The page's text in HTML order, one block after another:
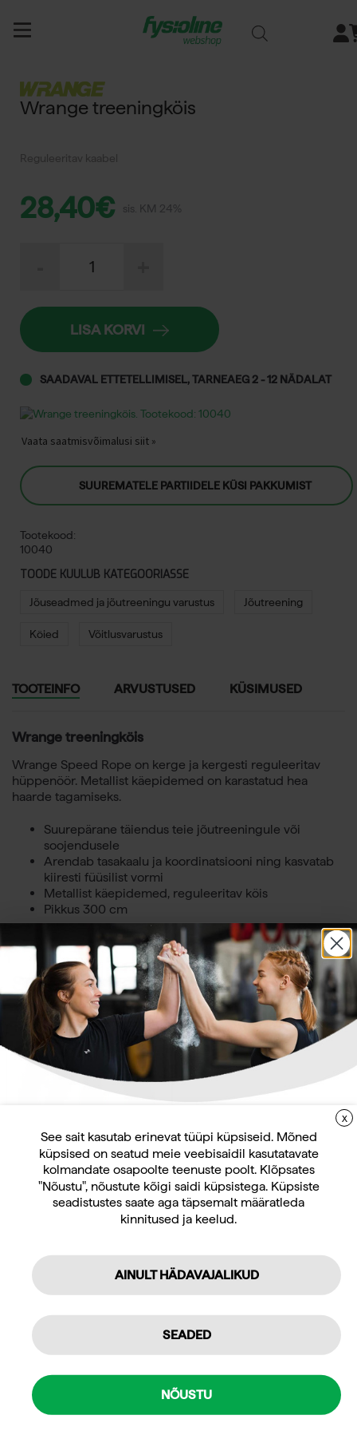
sisältöön
Wrange treeningköis
Reguleeritav kaabel
28,40€ sis. KM 24%
SAADAVAL ETTETELLIMISEL, TARNEAEG 2 - 12 NÄDALAT
LISA KORVI
Vaata saatmisvõimalusi siit »
SUUREMATELE PARTIIDELE KÜSI PAKKUMIST
Tootekood:
10040
TOODE KUULUB KATEGOORIASSE
Jõuseadmed ja jõutreeningu varustus Jõutreening
Köied Võitlusvarustus
TOOTEINFO ARVUSTUSED KÜSIMUSED
Wrange treeningköis
Wrange Speed Rope on kerge ja kergesti reguleeritav
hüppenöör. Metallist käepidemed on karastatud hea
haarde tagamiseks.
Suurepärane täiendus teie jõutreeningule või
soojendusele
Arendab tasakaalu ja koordinatsiooni ning kasvatab
kiiresti füüsilist vormi
Metallist käepidemed, reguleeritav köis
Pikkus 300 cm
Sulle võib ka meeldida
Jõuseadmed ja jõutreeningu
varustus
Wrange hüppenöör
sis. KM 24%
Seotud tooted
X
See sait kasutab erinevat tüüpi küpsiseid. Mõned
küpsised on seatud meie veebisaidil kasutatavate
kolmandate osapoolte teenuste poolt. Klõpsates
"Nõustu", nõustute kõigi saidi küpsistega. Küpsiste
seadistustes saate aga täpsemalt määratleda
kinnitused ja keelud.
AINULT HÄDAVAJALIKUD
SEADED
NÕUSTU
LIITUGE UUDISKIRJAGA
Uudiskirja tellijana saate jooksvat teavet ja
pakkumisi teid huvitavate küsimuste kohta
ning 10% allahindlust oma esimeselt veebipoe
tellimuselt.
Isiklikuks kasutamiseks
Professionaalseks kasutamiseks
Mulle pakub huvi